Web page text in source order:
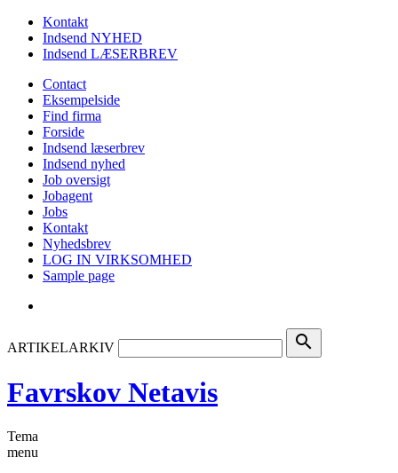
Kontakt
Indsend NYHED
Indsend LÆSERBREV
Contact
Eksempelside
Find firma
Forside
Indsend læserbrev
Indsend nyhed
Job oversigt
Jobagent
Jobs
Kontakt
Nyhedsbrev
LOG IN VIRKSOMHED
Sample page
ARTIKELARKIV search
Favrskov Netavis
Tema
menu